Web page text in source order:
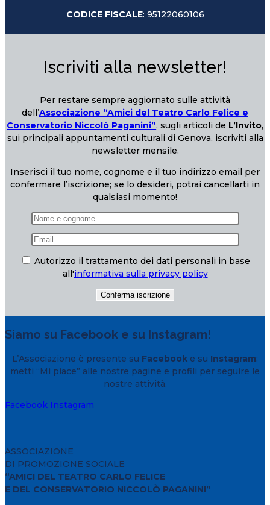
CODICE FISCALE: 95122060106
Iscriviti alla newsletter!
Per restare sempre aggiornato sulle attività
dell’Associazione “Amici del Teatro Carlo Felice e
Conservatorio Niccolò Paganini”, sugli articoli de L’Invito,
sui principali appuntamenti culturali di Genova, iscriviti alla
newsletter mensile.
Inserisci il tuo nome, cognome e il tuo indirizzo email per
confermare l’iscrizione; se lo desideri, potrai cancellarti in
qualsiasi momento!
Autorizzo il trattamento dei dati personali in base
all'informativa sulla privacy policy
Siamo su Facebook e su Instagram!
L’Associazione è presente su Facebook e su Instagram:
metti “Mi piace” alle nostre pagine e profili per seguire le
nostre attività.
Facebook Instagram
ASSOCIAZIONE
DI PROMOZIONE SOCIALE
“AMICI DEL TEATRO CARLO FELICE
E DEL CONSERVATORIO NICCOLÒ PAGANINI”